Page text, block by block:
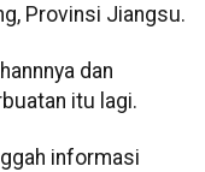
Provinsi Jiangsu.
dan
itu lagi.
informasi